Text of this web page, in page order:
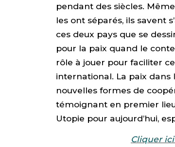
pendant des siècles.
les ont séparés, ils savent
ces deux pays que se
pour la paix quand le
rôle à jouer pour faciliter
international. La paix
nouvelles formes de
témoignant en premier
Utopie pour aujourd’hui,
Cliquer